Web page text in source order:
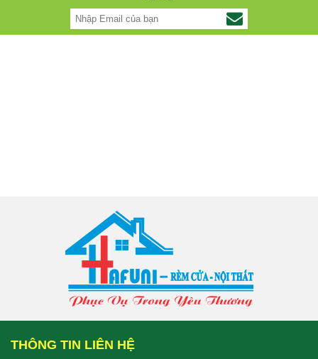
THÔNG TIN LIÊN HỆ